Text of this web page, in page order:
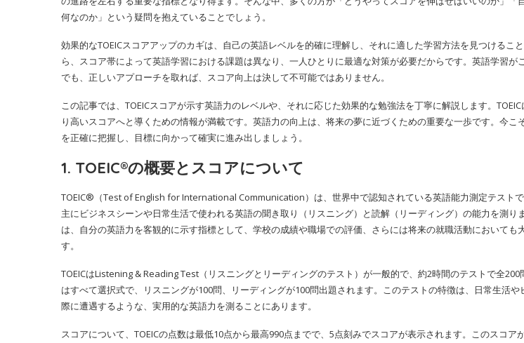
何なのか」という疑問を抱えていることでしょう。
効果的なTOEICスコアアップのカギは、自己の英語レベルを的確に理解し、それに適した学習方法を見つけるこ
ら、スコア帯によって英語学習における課題は異なり、一人ひとりに最適な対策が必要だからです。英語学習が
でも、正しいアプローチを取れば、スコア向上は決して不可能ではありません。
この記事では、TOEICスコアが示す英語力のレベルや、それに応じた効果的な勉強法を丁寧に解説します。
り高いスコアへと導くための情報が満載です。英語力の向上は、将来の夢に近づくための重要な一歩です。今こ
を正確に把握し、目標に向かって確実に進み出しましょう。
1. TOEIC®の概要とスコアについて
TOEIC®（Test of English for International Communication）は、世界中で認知されている英語能力測定テストで
主にビジネスシーンや日常生活で使われる英語の聞き取り（リスニング）と読解（リーディング）の能力を測り
は、自分の英語力を客観的に示す指標として、学校の成績や職場での評価、さらには将来の就職活動においても
す。
TOEICはListening & Reading Test（リスニングとリーディングのテスト）が一般的で、約2時間のテストで全200
はすべて選択式で、リスニングが100問、リーディングが100問出題されます。このテストの特徴は、日常生活や
際に遭遇するような、実用的な英語力を測ることにあります。
スコアについて、TOEICの点数は最低10点から最高990点までで、5点刻みでスコアが表示されます。このスコア